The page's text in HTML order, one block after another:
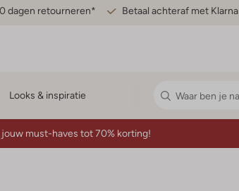
dagen retourneren* Betaal achteraf met Klarna
Looks & inspiratie
jouw must-haves tot 70% korting!